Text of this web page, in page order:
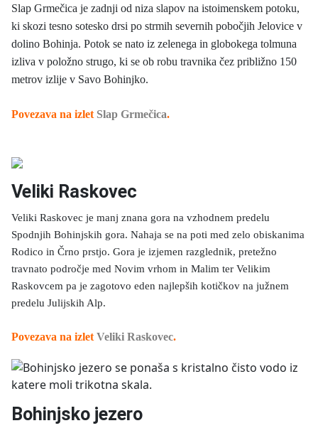
Slap Grmečica je zadnji od niza slapov na istoimenskem potoku,
ki skozi tesno sotesko drsi po strmih severnih pobočjih Jelovice v
dolino Bohinja. Potok se nato iz zelenega in globokega tolmuna
izliva v položno strugo, ki se ob robu travnika čez približno 150
metrov izlije v Savo Bohinjko.
Povezava na izlet Slap Grmečica.
Veliki Raskovec
Veliki Raskovec je manj znana gora na vzhodnem predelu
Spodnjih Bohinjskih gora. Nahaja se na poti med zelo obiskanima
Rodico in Črno prstjo. Gora je izjemen razglednik, pretežno
travnato področje med Novim vrhom in Malim ter Velikim
Raskovcem pa je zagotovo eden najlepših kotičkov na južnem
predelu Julijskih Alp.
Povezava na izlet Veliki Raskovec.
Bohinjsko jezero